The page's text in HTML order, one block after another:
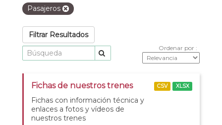
Pasajeros
Filtrar Resultados
Ordenar por
Fichas de nuestros trenes
Fichas con información técnica y
enlaces a fotos y vídeos de
nuestros trenes
CSV XLSX